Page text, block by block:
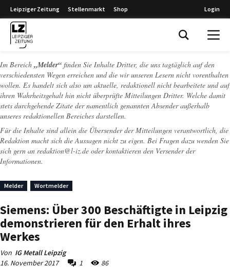
Leipziger Zeitung Stellenmarkt Shop Login
Im Bereich „Melder“ finden Sie Inhalte Dritter, die uns tagtäglich auf den
verschiedensten Wegen erreichen und die wir unseren Lesern nicht vorenthalten
wollen. Es handelt sich also um aktuelle, redaktionell nicht bearbeitete und auf
ihren Wahrheitsgehalt hin nicht überprüfte Mitteilungen Dritter. Welche damit
stets durchgehende Zitate der namentlich genannten Absender außerhalb
unseres redaktionellen Bereiches darstellen.
Für die Inhalte sind allein die Übersender der Mitteilungen verantwortlich, die
Redaktion macht sich die Aussagen nicht zu eigen. Bei Fragen dazu wenden Sie
sich gern an redaktion@l-iz.de oder kontaktieren den Versender der
Informationen.
Melder Wortmelder
Siemens: Über 300 Beschäftigte in Leipzig
demonstrieren für den Erhalt ihres
Werkes
Von IG Metall Leipzig
16. November 2017
1 86